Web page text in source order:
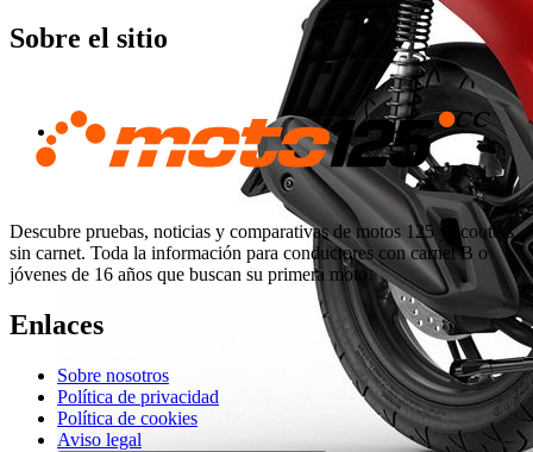
Sobre el sitio
Descubre pruebas, noticias y comparativas de motos 125 y scooters
sin carnet. Toda la información para conductores con carnet B o
jóvenes de 16 años que buscan su primera moto.
Enlaces
Sobre nosotros
Política de privacidad
Política de cookies
Aviso legal